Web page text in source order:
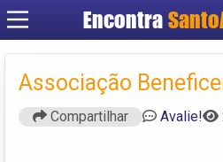
Encontra
Fazer
Criar
Associação
Compartilhar Avalie!